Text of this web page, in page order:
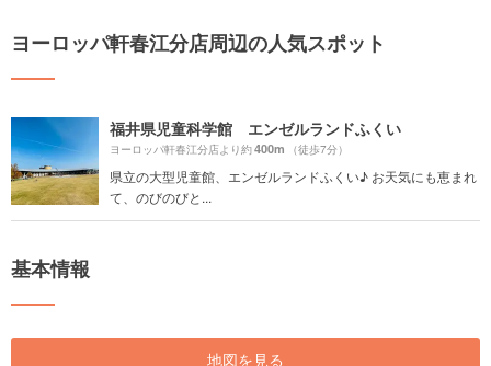
ヨーロッパ軒春江分店周辺の人気スポット
福井県児童科学館 エンゼルランドふくい
ヨーロッパ軒春江分店より約400m （徒歩7分）
県立の大型児童館、エンゼルランドふくい♪ お天気にも恵まれ
て、のびのびと...
基本情報
地図を見る